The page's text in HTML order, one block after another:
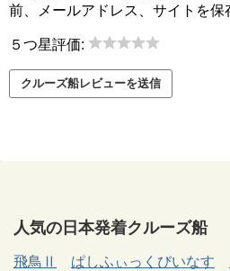
前、メールアドレス、サイトを保
５つ星評価:
人気の日本発着クルーズ船
飛鳥Ⅱ ぱしふぃっくびいなす